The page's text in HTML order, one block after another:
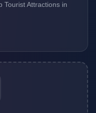
Tourist Attractions in